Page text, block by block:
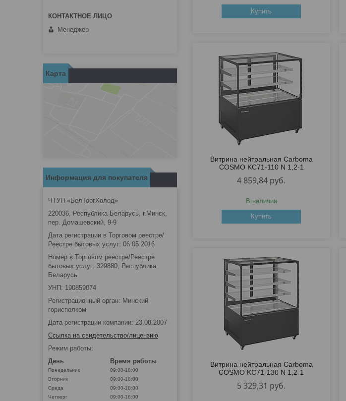
Купить
Витрина нейтральная Carboma
COSMO KC71-110 N 1,2-1
4 859,84 руб.
В наличии
Купить
Витрина нейтральная Carboma
COSMO KC71-130 N 1,2-1
5 329,31 руб.
Менеджер
Карта
Информация для покупателя
ЧТУП «БелТоргХолод»
220036, Республика Беларусь, г.Минск,
пер. Домашевский, 9-9
Дата регистрации в Торговом реестре/
Реестре бытовых услуг: 06.05.2016
Номер в Торговом реестре/Реестре
бытовых услуг: 329880, Республика
Беларусь
УНП: 190859074
Регистрационный орган: Минский
горисполком
Дата регистрации компании: 23.08.2007
Ссылка на свидетельство/лицензию
Режим работы:
День
Время работы
Понедельник
09:00-18:00
Вторник
09:00-18:00
Среда
09:00-18:00
Четверг
09:00-18:00